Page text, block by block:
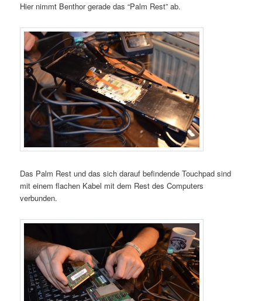
Hier nimmt Benthor gerade das “Palm Rest” ab.
Das Palm Rest und das sich darauf befindende Touchpad sind
mit einem flachen Kabel mit dem Rest des Computers
verbunden.